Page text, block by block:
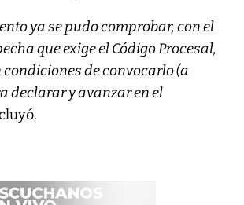
ya se pudo comprobar, con el
que exige el Código Procesal,
condiciones de convocarlo (a
declarar y avanzar en el